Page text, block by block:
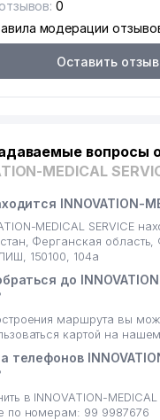
0
модерации
Оставить отзыв
вопросы
MEDICAL
INNOVATION-
MEDICAL SERVICE
Ферганская
150100, 104а
до
маршрута вы
картой на
телефонов
в INNOVATION-MEDICAL
по номерам: 99 9987676